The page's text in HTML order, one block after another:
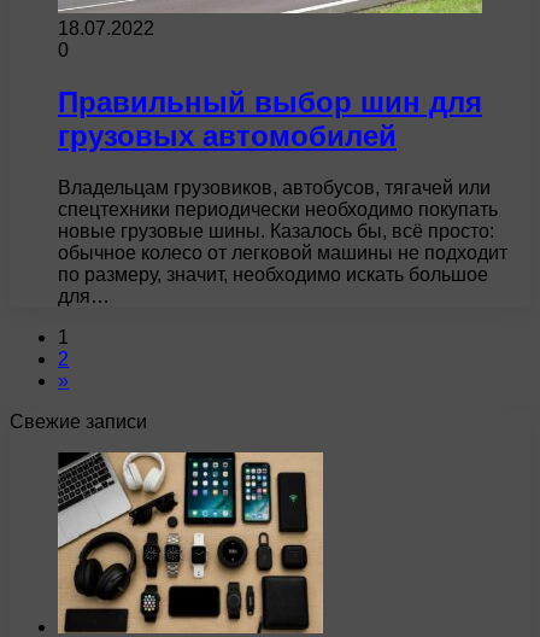
18.07.2022
0
Правильный выбор шин для
грузовых автомобилей
Владельцам грузовиков, автобусов, тягачей или
спецтехники периодически необходимо покупать
новые грузовые шины. Казалось бы, всё просто:
обычное колесо от легковой машины не подходит
по размеру, значит, необходимо искать большое
для…
1
2
»
Свежие записи